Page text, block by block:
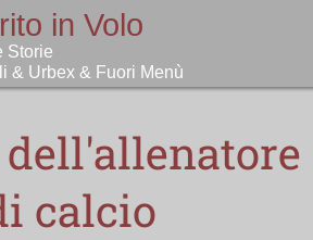
dell'allenatore
calcio